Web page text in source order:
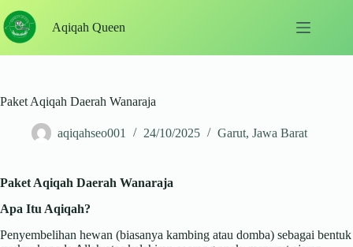
to
content
Aqiqah Queen
Paket Aqiqah Daerah Wanaraja
aqiqahseo001 24/10/2025 Garut, Jawa Barat
Paket Aqiqah Daerah Wanaraja
Apa Itu Aqiqah?
Penyembelihan hewan (biasanya kambing atau domba) sebagai bentuk